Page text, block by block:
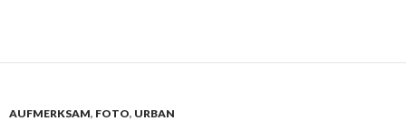
AUFMERKSAM, FOTO, URBAN